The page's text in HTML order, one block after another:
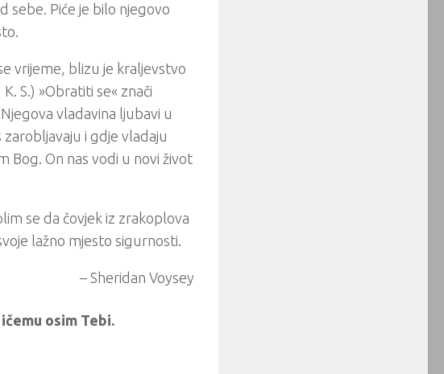
sebe. Piće je bilo njegovo
vrijeme, blizu je kraljevstvo
S.) »Obratiti se« znači
vladavina ljubavi u
i gdje vladaju
Bog. On nas vodi u novi život
se da čovjek iz zrakoplova
lažno mjesto sigurnosti.
– Sheridan Voysey
osim Tebi.